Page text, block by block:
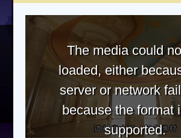
The media could
loaded, either
server or network
because the format
supported.